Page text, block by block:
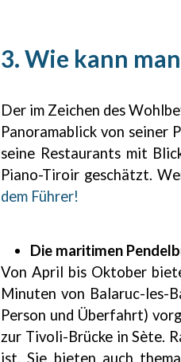
3. Wie kann
Der im Zeichen des
Panoramablick von seiner
seine Restaurants mit
Piano-Tiroir geschätzt.
dem Führer!
Die maritimen
Von April bis Oktober
Minuten von Balaruc-les-
Person und Überfahrt)
zur Tivoli-Brücke in Sète.
ist. Sie bieten auch